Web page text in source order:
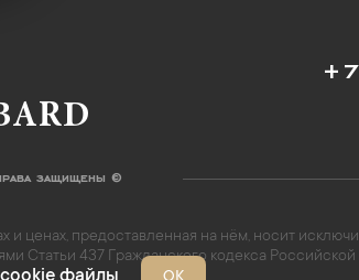
защищены ©
и ценах, предоставленная на нём, носит
Статьи 437 Гражданского кодекса